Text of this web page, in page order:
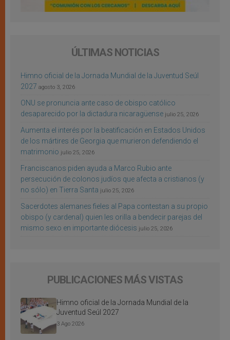
ÚLTIMAS NOTICIAS
Himno oficial de la Jornada Mundial de la Juventud Seúl
2027 agosto 3, 2026
ONU se pronuncia ante caso de obispo católico
desaparecido por la dictadura nicaragüense julio 25, 2026
Aumenta el interés por la beatificación en Estados Unidos
de los mártires de Georgia que murieron defendiendo el
matrimonio julio 25, 2026
Franciscanos piden ayuda a Marco Rubio ante
persecución de colonos judíos que afecta a cristianos (y
no sólo) en Tierra Santa julio 25, 2026
Sacerdotes alemanes fieles al Papa contestan a su propio
obispo (y cardenal) quien les orilla a bendecir parejas del
mismo sexo en importante diócesis julio 25, 2026
PUBLICACIONES MÁS VISTAS
Himno oficial de la Jornada Mundial de la
Juventud Seúl 2027
3 Ago 2026